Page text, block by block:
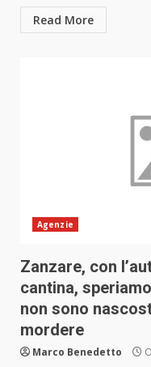
Read More
Agenzie
Zanzare, con
cantina,
non sono
mordere
Marco Benedetto